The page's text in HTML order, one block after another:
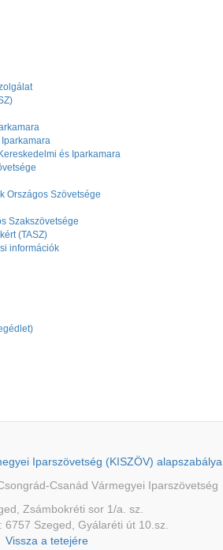
és Iparkamara
Országos Szövetsége
Szakszövetsége
(TASZ)
információk
Iparszövetség (KISZÖV) alapszabálya
Csanád Vármegyei Iparszövetség
Zsámbokréti sor 1/a. sz.
6757 Szeged, Gyálaréti út 10.sz.
Vissza a tetejére